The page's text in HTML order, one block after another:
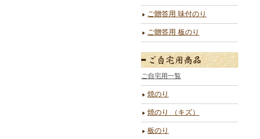
ご贈答用 味付のり
ご贈答用 板のり
ご自宅用一覧
焼のり
焼のり （キズ）
板のり